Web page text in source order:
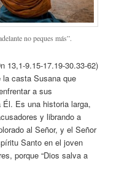
no peques más”.
13,1-9.15-17.19-30.33-62)
casta Susana que
a sus
Es una historia larga,
y librando a
al Señor, y el Señor
Santo en el joven
porque “Dios salva a